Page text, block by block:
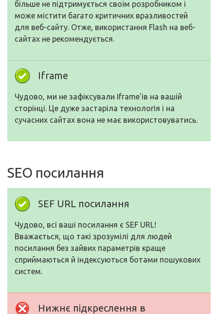
більше не підтримується своїм розробником і
може містити багато критичних вразливостей
для веб-сайту. Отже, використання Flash на веб-
сайтах не рекомендується.
Iframe
Чудово, ми не зафіксували Iframe'ів на вашій
сторінці. Це дуже застаріла технологія і на
сучасних сайтах вона не має використовуватись.
SEO посилання
SEF URL посилання
Чудово, всі ваші посилання є SEF URL!
Вважається, що такі зрозумілі для людей
посилання без зайвих параметрів краще
сприймаються й індексуються ботами пошукових
систем.
Нижнє підкреслення в